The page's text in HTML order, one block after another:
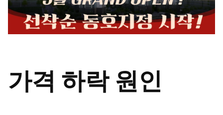
가격 하락 원인